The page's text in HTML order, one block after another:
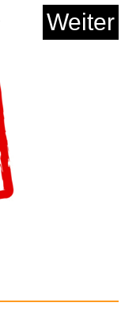
Anzeige
Anzeige
Weiter